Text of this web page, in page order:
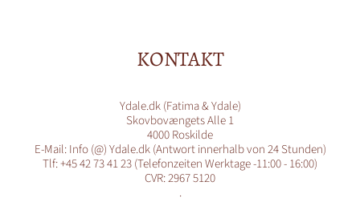
KONTAKT
Ydale.dk (Fatima & Ydale)
Skovbovængets Alle 1
4000 Roskilde
E-Mail: Info (@) Ydale.dk (Antwort innerhalb von 24 Stunden)
Tlf: +45 42 73 41 23 (Telefonzeiten Werktage -11:00 - 16:00)
CVR: 2967 5120
.